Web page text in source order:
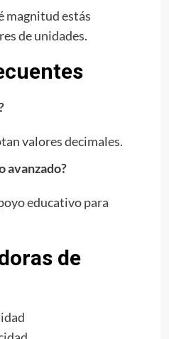
magnitud estás
de unidades.
valores decimales.
avanzado?
educativo para
de